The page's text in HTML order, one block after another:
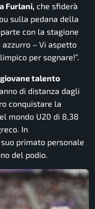
Furlani, che sfiderà
sulla pedana della
con la stagione
– Vi aspetto
per sognare!”.
talento
di distanza dagli
conquistare la
mondo U20 di 8,38
In
primato personale
del podio.